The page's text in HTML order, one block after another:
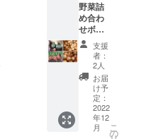
になり
ます。
作りた
てを急
速冷凍
し、冷
凍にて
発送予
定で
す。 食
べる1時
間ほど
にお届
けしま
す。 美
味しい
入れ方
もお送
りしま
す。
「原材
料及び
添加物
等の食
野菜詰
め合わ
せボッ
クス 5
キロ 秋
野菜を
お届け
しま
す。
ジャガ
イモ、
たまね
支援
者：
2人
お届
け予
定：
2022
年12
月
こ
の